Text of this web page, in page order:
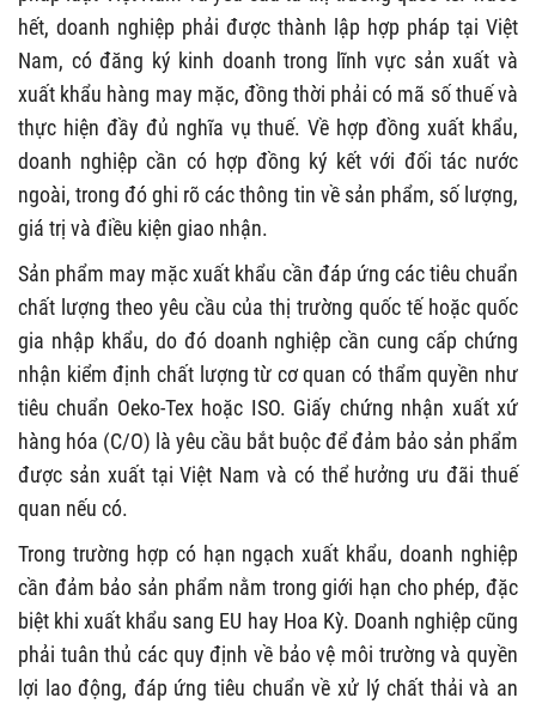
hết, doanh nghiệp phải được thành lập hợp pháp tại Việt
Nam, có đăng ký kinh doanh trong lĩnh vực sản xuất và
xuất khẩu hàng may mặc, đồng thời phải có mã số thuế và
thực hiện đầy đủ nghĩa vụ thuế. Về hợp đồng xuất khẩu,
doanh nghiệp cần có hợp đồng ký kết với đối tác nước
ngoài, trong đó ghi rõ các thông tin về sản phẩm, số lượng,
giá trị và điều kiện giao nhận.
Sản phẩm may mặc xuất khẩu cần đáp ứng các tiêu chuẩn
chất lượng theo yêu cầu của thị trường quốc tế hoặc quốc
gia nhập khẩu, do đó doanh nghiệp cần cung cấp chứng
nhận kiểm định chất lượng từ cơ quan có thẩm quyền như
tiêu chuẩn Oeko-Tex hoặc ISO. Giấy chứng nhận xuất xứ
hàng hóa (C/O) là yêu cầu bắt buộc để đảm bảo sản phẩm
được sản xuất tại Việt Nam và có thể hưởng ưu đãi thuế
quan nếu có.
Trong trường hợp có hạn ngạch xuất khẩu, doanh nghiệp
cần đảm bảo sản phẩm nằm trong giới hạn cho phép, đặc
biệt khi xuất khẩu sang EU hay Hoa Kỳ. Doanh nghiệp cũng
phải tuân thủ các quy định về bảo vệ môi trường và quyền
lợi lao động, đáp ứng tiêu chuẩn về xử lý chất thải và an